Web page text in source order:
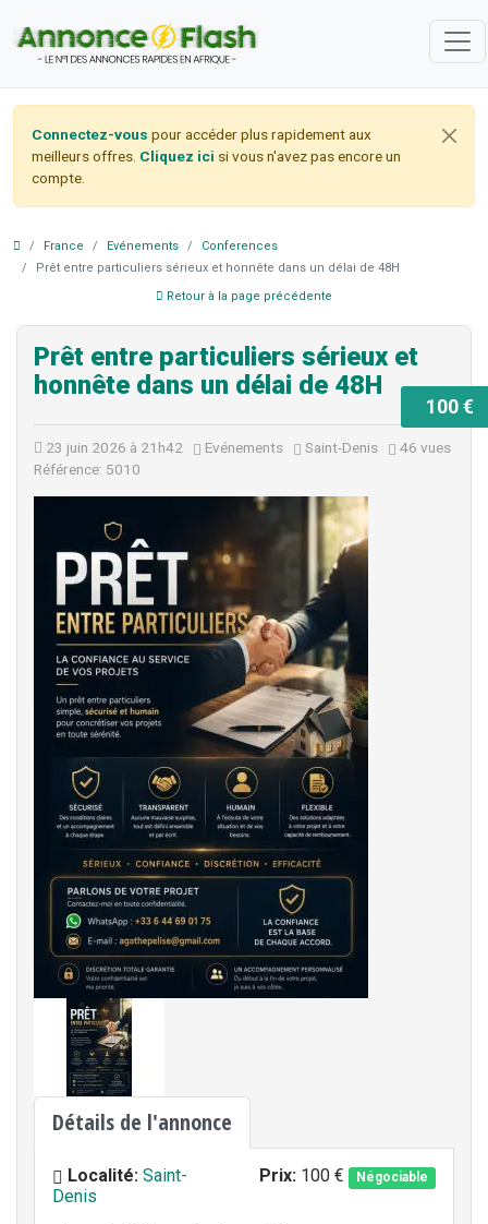
Connectez-vous pour accéder plus rapidement aux
meilleurs offres. Cliquez ici si vous n'avez pas encore un
compte.
France Evénements
Conferences
Prêt entre particuliers sérieux et honnête dans un délai de 48H
Retour à la page précédente
Prêt entre particuliers sérieux et
honnête dans un délai de 48H
23 juin 2026 à 21h42 Evénements Saint-Denis
46 vues
Référence: 5010
100 €
Détails de l'annonce
Localité: Saint-
Denis
Prix: 100 € Négociable